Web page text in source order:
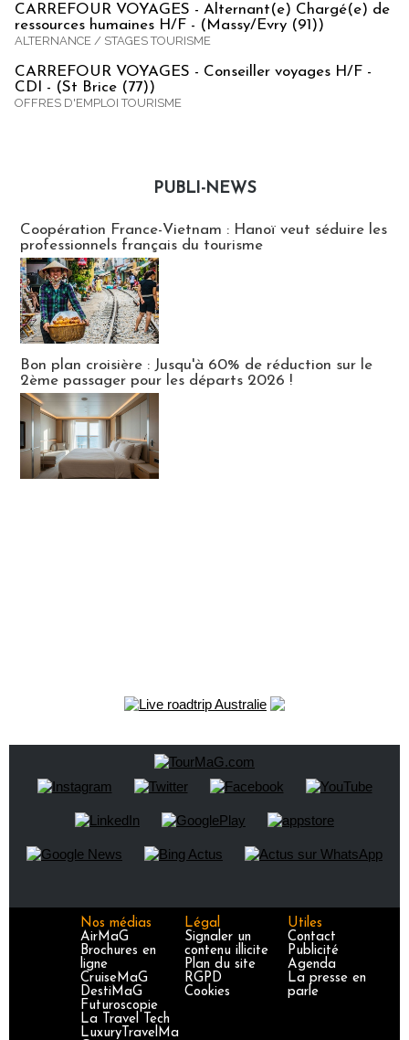
CARREFOUR VOYAGES - Alternant(e) Chargé(e) de
ressources humaines H/F - (Massy/Evry (91))
ALTERNANCE / STAGES TOURISME
CARREFOUR VOYAGES - Conseiller voyages H/F -
CDI - (St Brice (77))
OFFRES D'EMPLOI TOURISME
PUBLI-NEWS
Coopération France-Vietnam : Hanoï veut séduire les
professionnels français du tourisme
Bon plan croisière : Jusqu'à 60% de réduction sur le
2ème passager pour les départs 2026 !
Nos médias
AirMaG
Brochures en
ligne
CruiseMaG
DestiMaG
Futuroscopie
La Travel Tech
LuxuryTravelMa
Légal
Signaler un
contenu illicite
Plan du site
RGPD
Cookies
Utiles
Contact
Publicité
Agenda
La presse en
parle